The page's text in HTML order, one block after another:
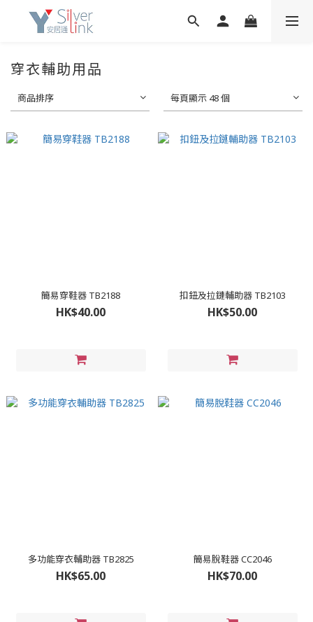
穿衣輔助用品
商品排序 每頁顯示 48 個
簡易穿鞋器 TB2188
HK$40.00
扣鈕及拉鏈輔助器 TB2103
HK$50.00
多功能穿衣輔助器 TB2825
HK$65.00
簡易脫鞋器 CC2046
HK$70.00